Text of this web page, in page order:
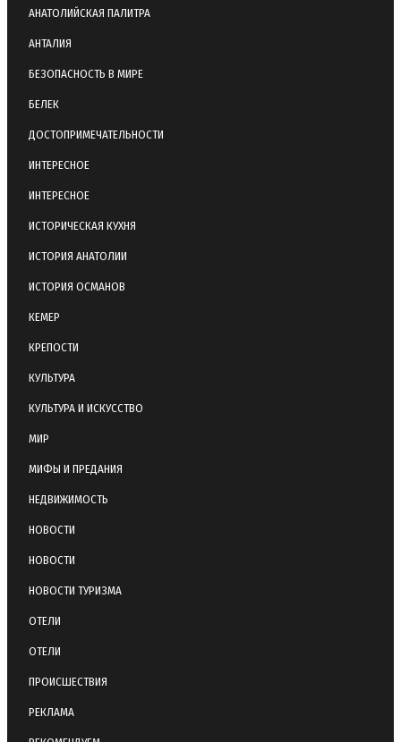
АНАТОЛИЙСКАЯ ПАЛИТРА
АНТАЛИЯ
БЕЗОПАСНОСТЬ В МИРЕ
БЕЛЕК
ДОСТОПРИМЕЧАТЕЛЬНОСТИ
ИНТЕРЕСНОЕ
ИНТЕРЕСНОЕ
ИСТОРИЧЕСКАЯ КУХНЯ
ИСТОРИЯ АНАТОЛИИ
ИСТОРИЯ ОСМАНОВ
КЕМЕР
КРЕПОСТИ
КУЛЬТУРА
КУЛЬТУРА И ИСКУССТВО
МИР
МИФЫ И ПРЕДАНИЯ
НЕДВИЖИМОСТЬ
НОВОСТИ
НОВОСТИ
НОВОСТИ ТУРИЗМА
ОТЕЛИ
ОТЕЛИ
ПРОИСШЕСТВИЯ
РЕКЛАМА